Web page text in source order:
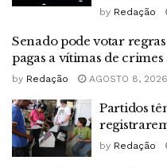
by Redação
Senado pode votar
pagas a vítimas de
by Redação AGOSTO 8, 2026
Partidos
by Redação